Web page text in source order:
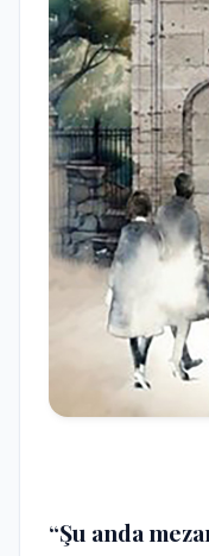
“Şu anda